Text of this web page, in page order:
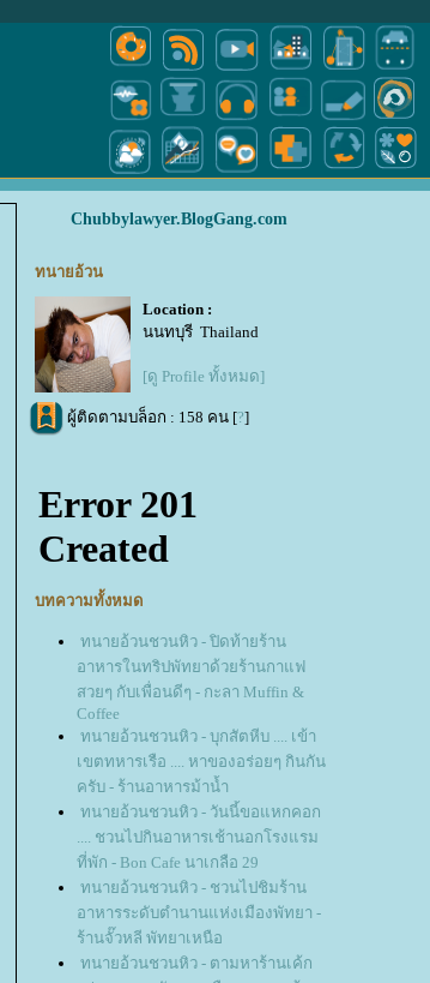
Chubbylawyer.BlogGang.com
ทนายอ้วน
Location :
นนทบุรี Thailand
[ดู Profile ทั้งหมด]
ผู้ติดตามบล็อก : 158 คน [?]
บทความทั้งหมด
ทนายอ้วนชวนหิว - ปิดท้ายร้าน
อาหารในทริปพัทยาด้วยร้านกาแฟ
สวยๆ กับเพื่อนดีๆ - กะลา Muffin &
Coffee
ทนายอ้วนชวนหิว - บุกสัตหีบ .... เข้า
เขตทหารเรือ .... หาของอร่อยๆ กินกัน
ครับ - ร้านอาหารม้าน้ำ
ทนายอ้วนชวนหิว - วันนี้ขอแหกคอก
.... ชวนไปกินอาหารเช้านอกโรงแรม
ที่พัก - Bon Cafe นาเกลือ 29
ทนายอ้วนชวนหิว - ชวนไปชิมร้าน
อาหารระดับตำนานแห่งเมืองพัทยา -
ร้านจั๊วหลี พัทยาเหนือ
ทนายอ้วนชวนหิว - ตามหาร้านเค้ก